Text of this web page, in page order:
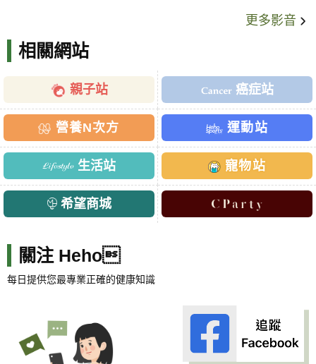
更多影音
相關網站
親子站 癌症站
營養N次方 運動站
生活站 寵物站
希望商城
關注 Heho
每日提供您最專業正確的健康知識